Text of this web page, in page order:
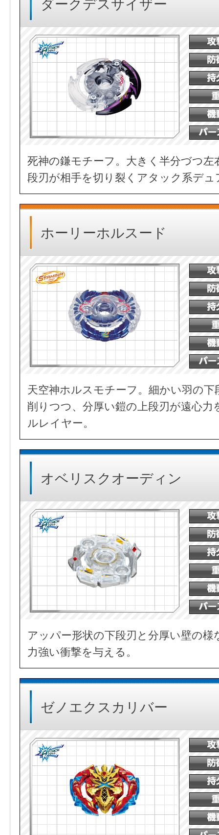
ダークデスサイザー
死神の鎌モチーフ。大きく半分づつ
段刃が相手を切り裂くアタック系デ
ホーリーホルスード
天空神ホルスモチーフ。細かい羽の
削りつつ、分厚い鎧の上段刃が遠心
ルレイヤー。
オベリスクオーディン
アッパー形状の下段刃と分厚い壁の
力強い衝撃を与える。
ゼノエクスカリバー